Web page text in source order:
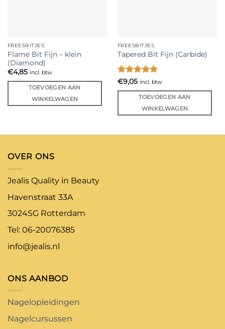
FREESBITJES
Flame Bit Fijn – klein
(Diamond)
€4,85 incl. btw
TOEVOEGEN AAN
WINKELWAGEN
FREESBITJES
Tapered Bit Fijn (Carbide)
Gewaardeerd
5uit 5
€9,05 incl. btw
TOEVOEGEN AAN
WINKELWAGEN
OVER ONS
Jealis Quality in Beauty
Havenstraat 33A
3024SG Rotterdam
Tel: 06-20076385
info@jealis.nl
ONS AANBOD
Nagelopleidingen
Nagelcursussen